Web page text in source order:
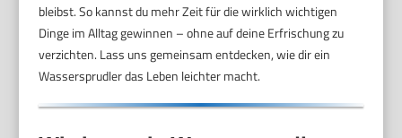
bleibst. So kannst du mehr Zeit für die wirklich wichtigen
Dinge im Alltag gewinnen – ohne auf deine Erfrischung zu
verzichten. Lass uns gemeinsam entdecken, wie dir ein
Wassersprudler das Leben leichter macht.